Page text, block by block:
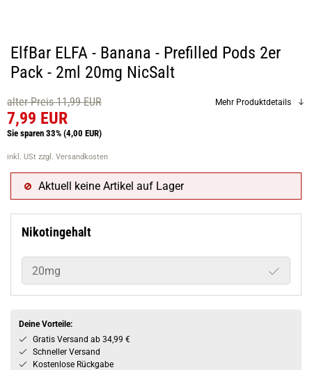
ElfBar ELFA - Banana - Prefilled Pods 2er
Pack - 2ml 20mg NicSalt
alter Preis 11,99 EUR
7,99 EUR
Sie sparen 33% (4,00 EUR)
inkl. USt zzgl. Versandkosten
Mehr Produktdetails
Aktuell keine Artikel auf Lager
Nikotingehalt
20mg
Deine Vorteile:
Gratis Versand ab 34,99 €
Schneller Versand
Kostenlose Rückgabe